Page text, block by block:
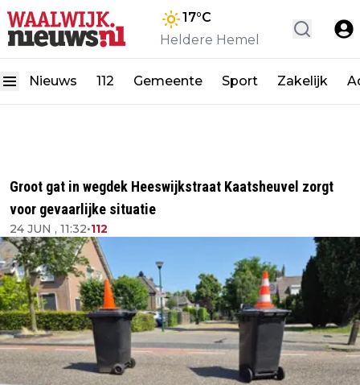
17°C
Heldere Hemel
Nieuws 112 Gemeente Sport Zakelijk
Groot gat in wegdek Heeswijkstraat Kaatsheuvel zorgt
voor gevaarlijke situatie
24 JUN , 11:32•112